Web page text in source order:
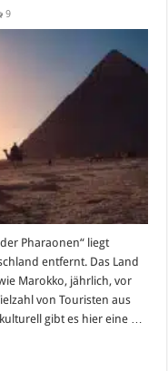
9
Pharaonen“ liegt
entfernt. Das Land
Marokko, jährlich, vor
von Touristen aus
gibt es hier eine …